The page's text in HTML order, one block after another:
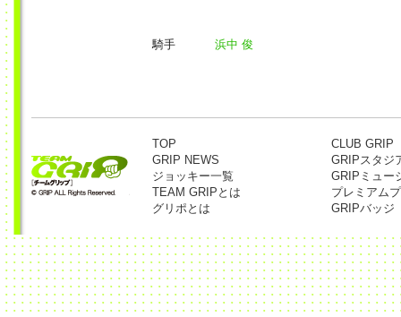
騎手 浜中 俊
TOP
GRIP NEWS
ジョッキー一覧
TEAM GRIPとは
グリポとは
CLUB GRIP
GRIPスタジ
GRIPミュー
プレミアム
GRIPバッジ